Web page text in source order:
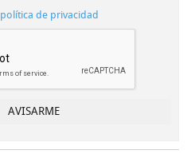
política de privacidad